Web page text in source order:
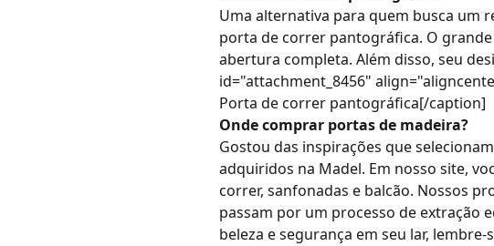
Uma alternativa para quem busca um
porta de correr pantográfica. O
abertura completa. Além disso, seu
id="attachment_8456"
Porta de correr pantográfica[/caption]
Onde comprar portas de madeira?
Gostou das inspirações que
adquiridos na Madel. Em nosso site,
correr, sanfonadas e balcão. Nossos
passam por um processo de extração
beleza e segurança em seu lar,